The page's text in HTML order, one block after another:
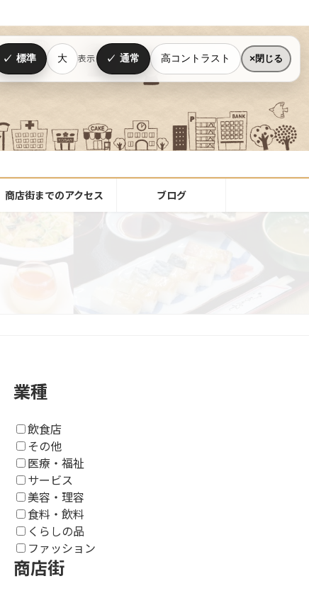
商店街までのアクセス ブログ
標準 大 表示 通常 高コントラスト 閉じる
業種
飲食店
その他
医療・福祉
サービス
美容・理容
食料・飲料
くらしの品
ファッション
商店街